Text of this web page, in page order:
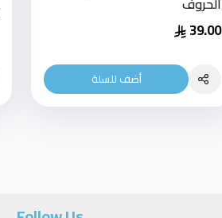
39.00
أضف للسلة